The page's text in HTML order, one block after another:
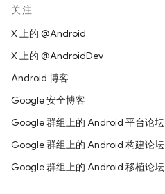
关注
X 上的 @Android
X 上的 @AndroidDev
Android 博客
Google 安全博客
Google 群组上的 Android 平台论坛
Google 群组上的 Android 构建论坛
Google 群组上的 Android 移植论坛